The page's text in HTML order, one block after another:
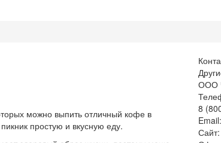
можно выпить отличный кофе в
простую и вкусную еду.
ООО
8
Email:
Сайт: